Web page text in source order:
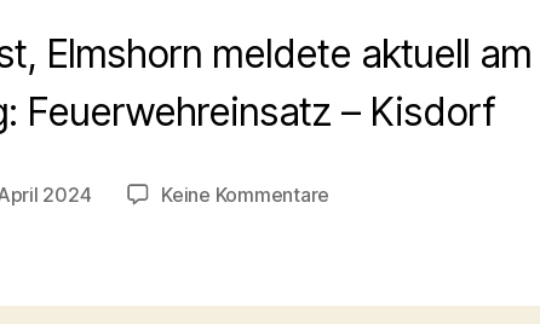
Elmshorn meldete aktuell am
Feuerwehreinsatz – Kisdorf
2024 Keine Kommentarezu
–